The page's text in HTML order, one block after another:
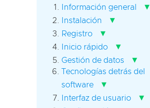
Información general ▾
Instalación ▾
Registro ▾
Inicio rápido ▾
Gestión de datos ▾
Tecnologías detrás del
software
▾
Interfaz de usuario ▾